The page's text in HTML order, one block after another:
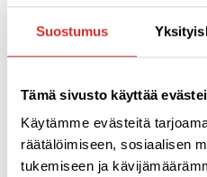
Suostumus
Tämä sivusto käyttää
Käytämme evästeitä
räätälöimiseen, sosiaalisen
tukemiseen ja
Lahjakorttia ei voi muuttaa
ohjattualiikuntaa tai
Liikuntaviikkoon on helppo
Ilmoita porukkasi
Toimitamme teille